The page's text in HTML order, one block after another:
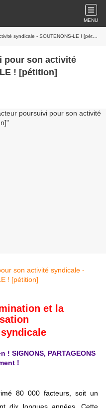
MENU
syndicale - SOUTENONS-LE ! [pétition]
pour son activité
! [pétition]
et la
SIGNONS, PARTAGEONS
!
80 000 facteurs, soit un